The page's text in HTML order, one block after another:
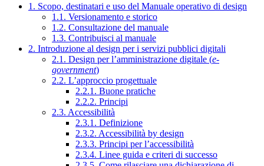
1. Scopo, destinatari e uso del Manuale operativo di design
1.1. Versionamento e storico
1.2. Consultazione del manuale
1.3. Contribuisci al manuale
2. Introduzione al design per i servizi pubblici digitali
2.1. Design per l’amministrazione digitale (e-
government)
2.2. L’approccio progettuale
2.2.1. Buone pratiche
2.2.2. Principi
2.3. Accessibilità
2.3.1. Definizione
2.3.2. Accessibilità by design
2.3.3. Principi per l’accessibilità
2.3.4. Linee guida e criteri di successo